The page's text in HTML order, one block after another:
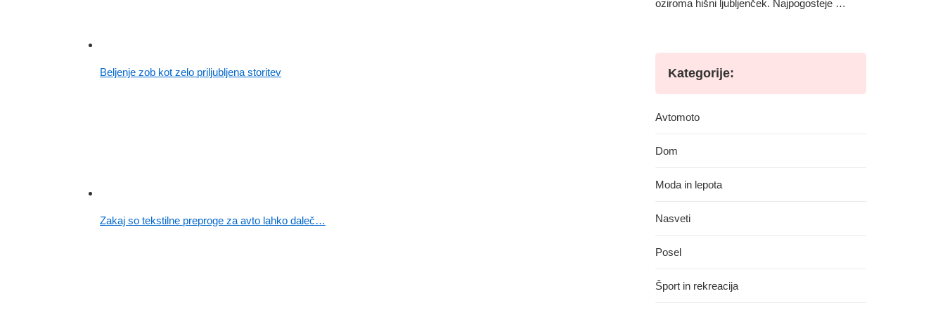
Beljenje zob kot zelo priljubljena storitev
Zakaj so tekstilne preproge za avto lahko daleč…
oziroma hišni ljubljenček. Najpogosteje …
Kategorije:
Avtomoto
Dom
Moda in lepota
Nasveti
Posel
Šport in rekreacija